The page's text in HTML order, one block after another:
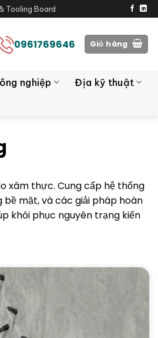
Tooling Board
0961769646 Giỏ hàng
nghiệp
Địa kỹ thuật
xâm thực. Cung cấp hệ thống
mặt, và các giải pháp hoàn
khôi phục nguyên trạng kiến